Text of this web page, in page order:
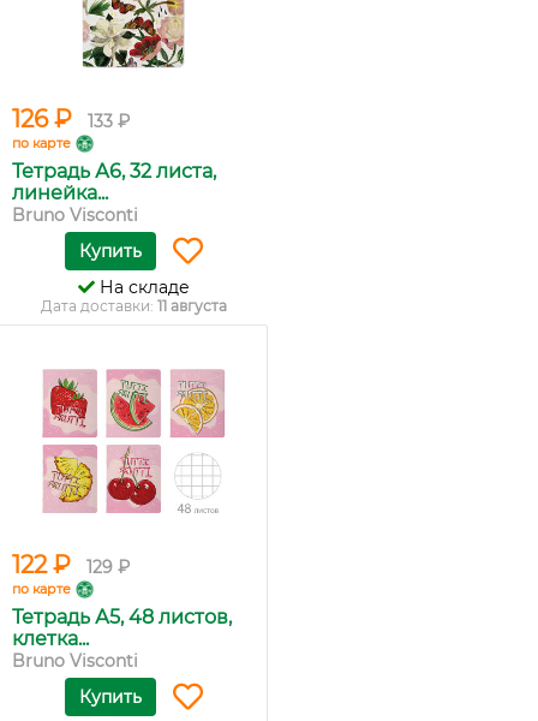
126 ₽ 133 ₽
по карте
Тетрадь А6, 32 листа,
линейка...
Bruno Visconti
Купить
На складе
Дата доставки: 11 августа
122 ₽ 129 ₽
по карте
Тетрадь А5, 48 листов,
клетка...
Bruno Visconti
Купить